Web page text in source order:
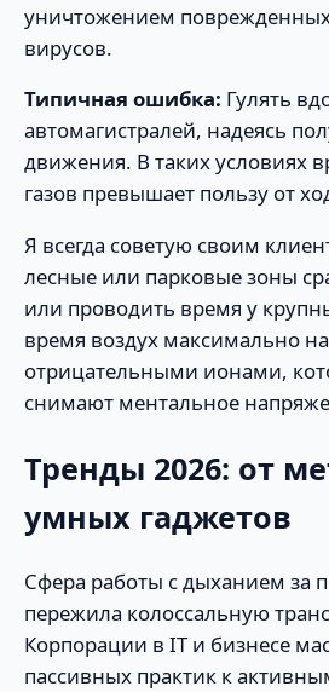
уничтожением
вирусов.
Типичная ошибка: Гулять
автомагистралей, надеясь
движения. В таких условиях
газов превышает пользу от
Я всегда советую своим
лесные или парковые зоны
или проводить время у
время воздух максимально
отрицательными ионами,
снимают ментальное
Тренды 2026: от
умных гаджетов
Сфера работы с дыханием за
пережила колоссальную
Корпорации в IT и бизнесе
пассивных практик к